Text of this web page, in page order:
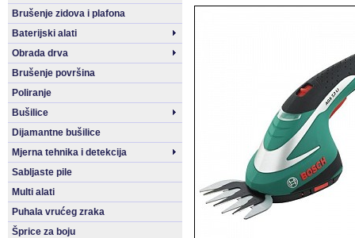
Brušenje zidova i plafona
Baterijski alati
Obrada drva
Brušenje površina
Poliranje
Bušilice
Dijamantne bušilice
Mjerna tehnika i detekcija
Sabljaste pile
Multi alati
Puhala vrućeg zraka
Šprice za boju